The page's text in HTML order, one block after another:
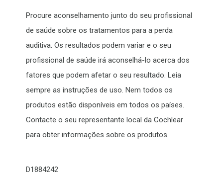
Procure aconselhamento junto do seu profissional
de saúde sobre os tratamentos para a perda
auditiva. Os resultados podem variar e o seu
profissional de saúde irá aconselhá-lo acerca dos
fatores que podem afetar o seu resultado. Leia
sempre as instruções de uso. Nem todos os
produtos estão disponíveis em todos os países.
Contacte o seu representante local da Cochlear
para obter informações sobre os produtos.
D1884242